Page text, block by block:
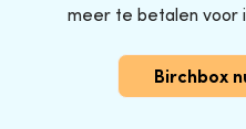
meer te betalen voor
Birchbox